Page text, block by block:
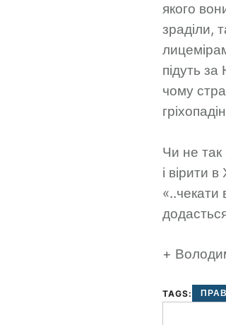
якого
зраділи,
підуть
чому
Чи не
і вірити
«..чекати
+
TAGS: